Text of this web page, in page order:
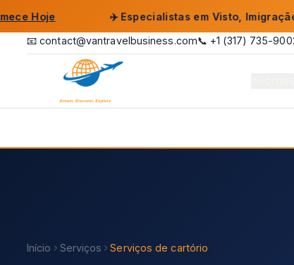
✈️ Especialistas em Visto, Imigração e
📧 contact@vantravelbusiness.com📞 +1 (317) 735-
Início Serviços Serviços de cartório